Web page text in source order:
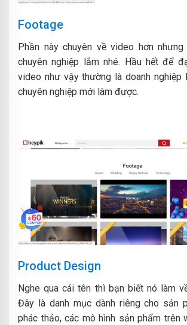
Footage
Phần này chuyên về video hơn
chuyên nghiệp lắm nhé. Hầu hết để
video như vậy thường là doanh nghiệp
chuyên nghiệp mới làm được.
Product Design
Nghe qua cái tên thì bạn biết nó làm
Đây là danh mục dành riêng cho sản
phác thảo, các mô hình sản phẩm trên